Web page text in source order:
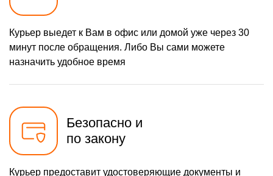
Курьер выедет к Вам в офис или домой уже через 30
минут после обращения. Либо Вы сами можете
назначить удобное время
Безопасно и
по закону
Курьер предоставит удостоверяющие документы и